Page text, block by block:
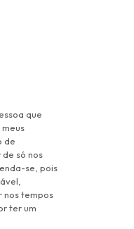
que
de
só nos
se, pois
nos tempos
ter um